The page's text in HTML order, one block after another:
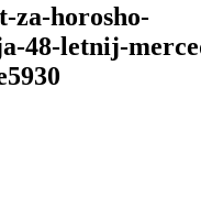
za-horosho-
48-letnij-